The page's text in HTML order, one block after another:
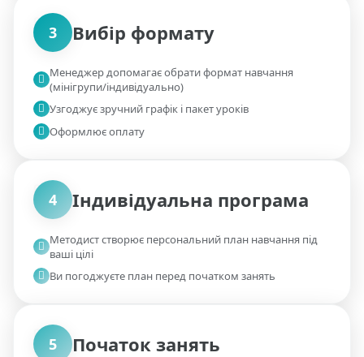
03
3 Вибір формату
Менеджер допомагає обрати формат навчання
(мінігрупи/індивідуально)
Узгоджує зручний графік і пакет уроків
Оформлює оплату
04
4 Індивідуальна програма
Методист створює персональний план навчання під
ваші цілі
Ви погоджуєте план перед початком занять
05
5 Початок занять